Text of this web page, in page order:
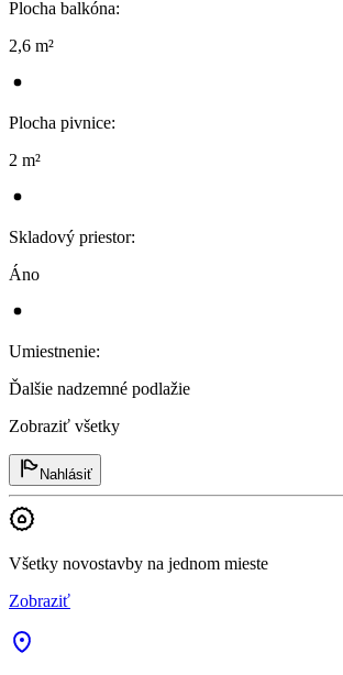
Plocha balkóna:
2,6 m²
Plocha pivnice:
2 m²
Skladový priestor:
Áno
Umiestnenie:
Ďalšie nadzemné podlažie
Zobraziť všetky
Nahlásiť
Všetky novostavby na jednom mieste
Zobraziť